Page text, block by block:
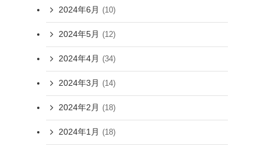
2024年6月 (10)
2024年5月 (12)
2024年4月 (34)
2024年3月 (14)
2024年2月 (18)
2024年1月 (18)